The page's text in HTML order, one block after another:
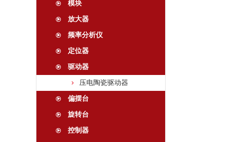
模块
放大器
频率分析仪
定位器
驱动器
压电陶瓷驱动器
偏摆台
旋转台
控制器